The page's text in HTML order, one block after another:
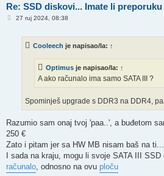
Re: SSD diskovi... Imate li preporuku
P27 ruj 2024, 08:38
Cooleech je napisao/la: ↑
Optimus je napisao/la: ↑
A ako računalo ima samo SATA III ?
Spominješ upgrade s DDR3 na DDR4,
Razumio sam onaj tvoj 'paa..', a buđetom
250 €
Zato i pitam jer sa HW MB nisam baš na ti...
I sada na kraju, mogu li svoje SATA III
računalo , odnosno na ovu ploču